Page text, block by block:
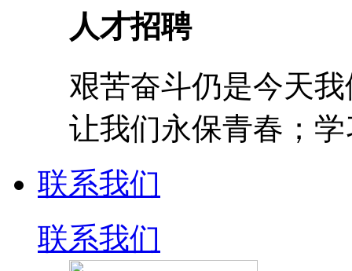
人才招聘
艰苦奋斗仍是今天
让我们永保青春；
联系我们
联系我们